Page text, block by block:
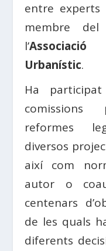
entre experts
membre del
l’
Urbanístic.
Ha
comissions
reformes
diversos
així com
autor o
centenars
de les quals
diferents